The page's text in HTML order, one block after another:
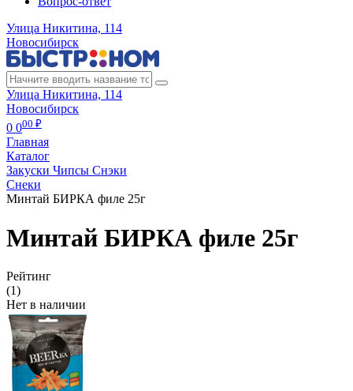
Улица Никитина, 114
Новосибирск
Улица Никитина, 114
Новосибирск
0 000 ₽
Главная
Каталог
Закуски Чипсы Снэки
Снеки
Минтай БИРКА филе 25г
Минтай БИРКА филе 25г
Рейтинг
(1)
Нет в наличии